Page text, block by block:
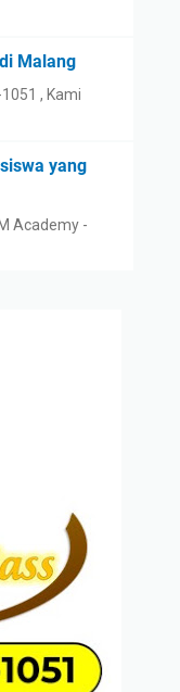
Malang
, Kami
yang
Academy -